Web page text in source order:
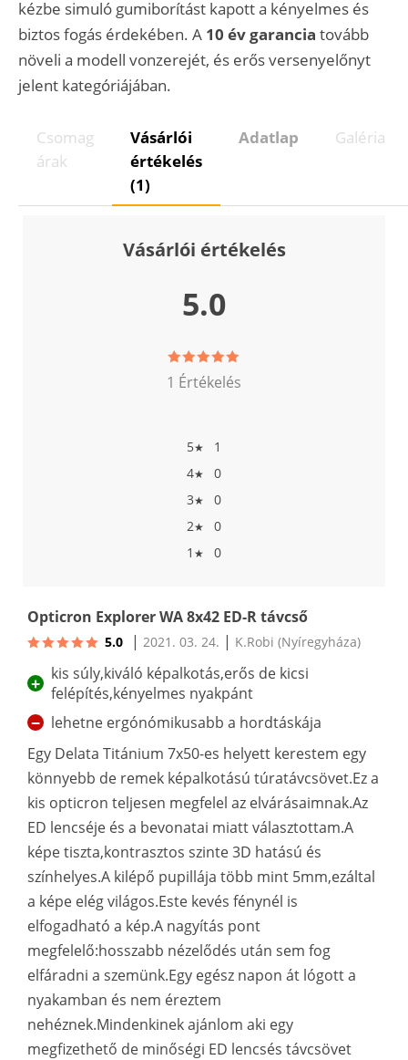
kézbe simuló gumiborítást kapott a kényelmes és
biztos fogás érdekében. A 10 év garancia tovább
növeli a modell vonzerejét, és erős versenyelőnyt
jelent kategóriájában.
Csomag
árak
Vásárlói
értékelés
(1)
Adatlap Galéria
Vásárlói értékelés
5.0
1 Értékelés
5★
1
4★
0
3★
0
2★
0
1 ★ 0
Opticron Explorer WA 8x42 ED-R távcső
5.0 | 2021. 03. 24. | K.Robi (Nyíregyháza)
+ kis súly,kiváló képalkotás,erős de kicsi
felépítés,kényelmes nyakpánt
− lehetne ergónómikusabb a hordtáskája
Egy Delata Titánium 7x50-es helyett kerestem egy
könnyebb de remek képalkotású túratávcsövet.Ez a
kis opticron teljesen megfelel az elvárásaimnak.Az
ED lencséje és a bevonatai miatt választottam.A
képe tiszta,kontrasztos szinte 3D hatású és
színhelyes.A kilépő pupillája több mint 5mm,ezáltal
a képe elég világos.Este kevés fénynél is
elfogadható a kép.A nagyítás pont
megfelelő:hosszabb nézelődés után sem fog
elfáradni a szemünk.Egy egész napon át lógott a
nyakamban és nem éreztem
nehéznek.Mindenkinek ajánlom aki egy
megfizethető de minőségi ED lencsés távcsövet